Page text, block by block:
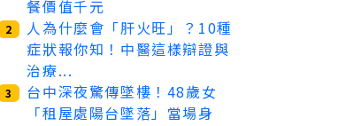
餐價值千元
2
人為什麼會「肝火旺」？10種
症狀報你知！中醫這樣辯證與
治療...
3
台中深夜驚傳墜樓！48歲女
「租屋處陽台墜落」當場身